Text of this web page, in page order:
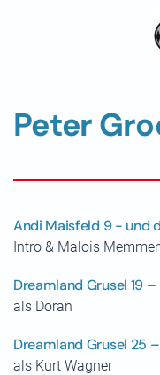
Skip to main
Peter
Andi Maisfeld 9 - und
Intro & Malois
Dreamland Grusel 19
als Doran
Dreamland Grusel 25
als Kurt Wagner